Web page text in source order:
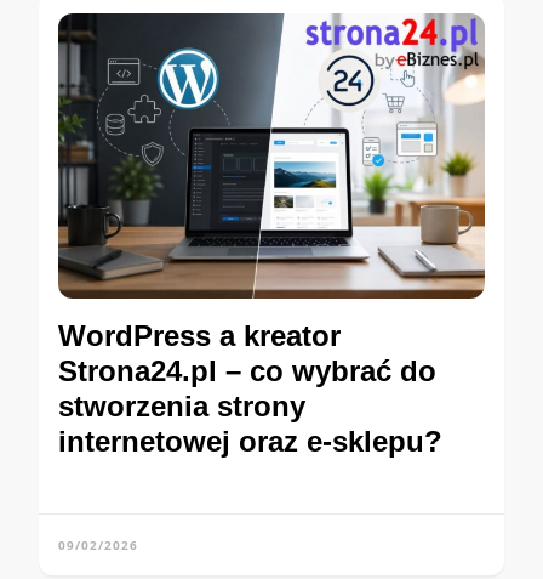
WordPress a kreator
Strona24.pl – co wybrać do
stworzenia strony
internetowej oraz e-sklepu?
09/02/2026